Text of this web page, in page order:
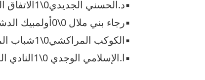
▪︎د.الحسني الجديدي0\1الاتفاق المراكشي
▪︎رجاء بني ملال 0\0أولمبيك الدشيرة
▪︎الكوكب المراكشي0\1شباب المسيرة
▪︎ا.الإسلامي الوجدي 0\1النادي المكناسي.